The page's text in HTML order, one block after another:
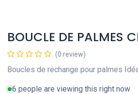
BOUCLE DE PALMES
(0 review)
Boucles de rechange pour palmes
6 people are viewing this right now